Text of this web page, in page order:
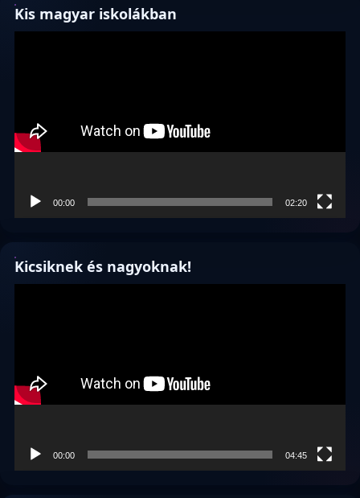
Kis magyar iskolákban
00:00 02:20
Kicsiknek és nagyoknak!
00:00 04:45